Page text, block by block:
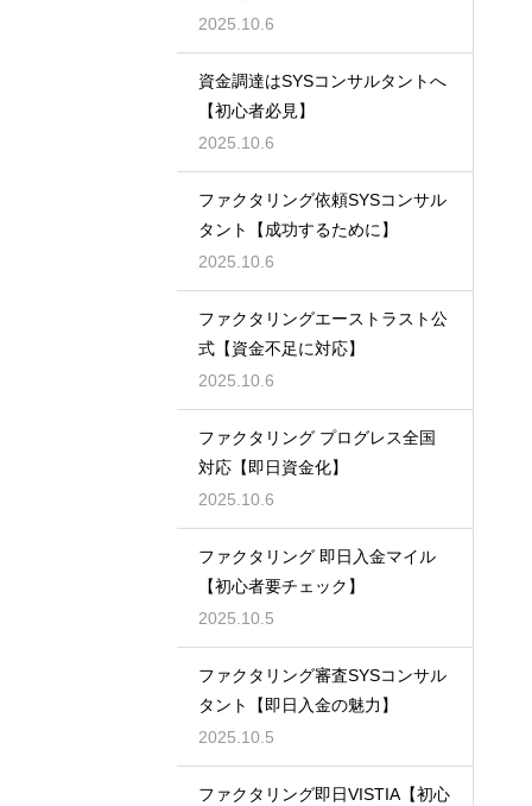
2025.10.6
資金調達はSYSコンサルタントへ
【初心者必見】
2025.10.6
ファクタリング依頼SYSコンサル
タント【成功するために】
2025.10.6
ファクタリングエーストラスト公
式【資金不足に対応】
2025.10.6
ファクタリング プログレス全国
対応【即日資金化】
2025.10.6
ファクタリング 即日入金マイル
【初心者要チェック】
2025.10.5
ファクタリング審査SYSコンサル
タント【即日入金の魅力】
2025.10.5
ファクタリング即日VISTIA【初心